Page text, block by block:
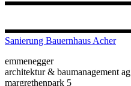
Sanierung Bauernhaus Acher
emmenegger
architektur & baumanagement ag
margrethenpark 5